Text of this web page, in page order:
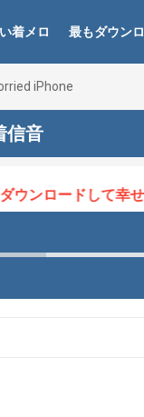
着メロ 最もダウン
iPhone
信音
ンロードして幸せ